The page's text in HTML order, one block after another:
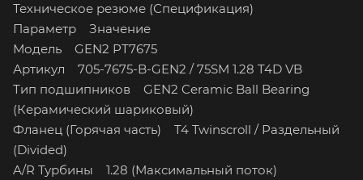
Техническое резюме (Спецификация)
Параметр Значение
Модель GEN2 PT7675
Артикул 705-7675-B-GEN2 / 75SM 1.28 T4D VB
Тип подшипников GEN2 Ceramic Ball Bearing
(Керамический шариковый)
Фланец (Горячая часть) T4 Twinscroll / Раздельный
(Divided)
A/R Турбины 1.28 (Максимальный поток)